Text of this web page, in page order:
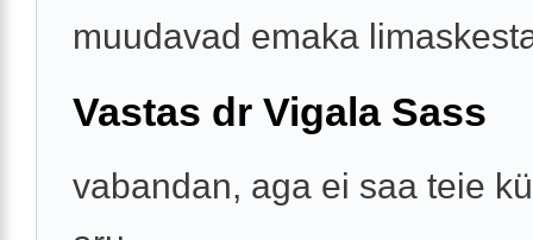
muudavad emaka
Vastas dr Vigala Sass
vabandan, aga ei saa teie